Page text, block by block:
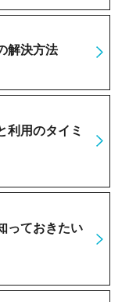
解決方法
利用のタイミ
っておきたい